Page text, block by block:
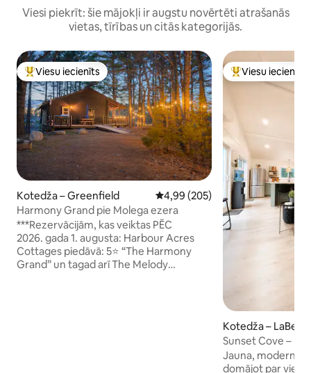
Viesi piekrīt: šie mājokļi ir augstu novērtēti atrašanās
vietas, tīrības un citās kategorijās.
Populārs viesu iecienīts mājoklis
Viesu iecienīts
Kotedža – Greenfield Vidējais vērtējums: 4,99 no 5,
4,99 (205)
Harmony Grand pie Molega ezera
***Rezervācijām, kas veiktas PĒC
2026. gada 1. augusta: Harbour Acres
Cottages piedāvā: 5⭐ “The Harmony
Grand” un tagad arī The Melody
Populārs viesu
Viesu iecienīts
Kotedža – LaBelle
Sunset Cove –
piekļuve ezeram
Jauna, moderna
domājot par